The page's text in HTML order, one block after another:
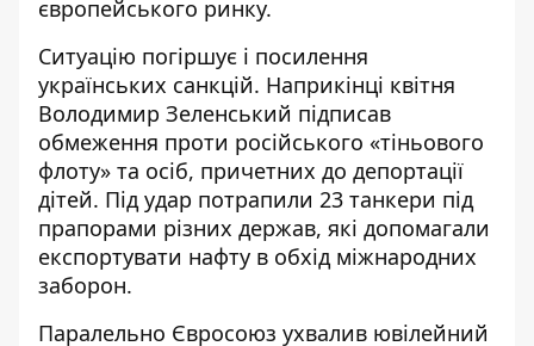
європейського ринку.
Ситуацію погіршує і посилення
українських санкцій. Наприкінці квітня
Володимир Зеленський підписав
обмеження проти російського «тіньового
флоту» та осіб, причетних до депортації
дітей. Під удар потрапили 23 танкери під
прапорами різних держав, які допомагали
експортувати нафту в обхід міжнародних
заборон.
Паралельно Євросоюз ухвалив ювілейний